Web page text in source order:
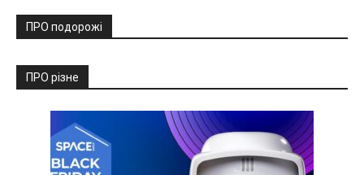
ПРО подорожі
ПРО різне